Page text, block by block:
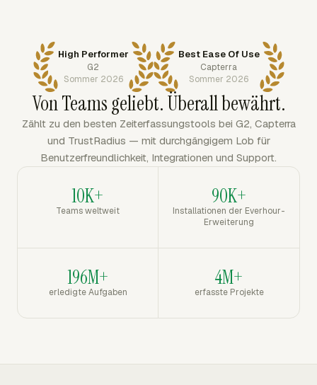
High Performer
G2
Sommer 2026
Best Ease Of Use
Capterra
Sommer 2026
Von Teams geliebt. Überall bewährt.
Zählt zu den besten Zeiterfassungstools bei G2, Capterra
und TrustRadius — mit durchgängigem Lob für
Benutzerfreundlichkeit, Integrationen und Support.
10K+
Teams weltweit
90K+
Installationen der Everhour-
Erweiterung
196M+
erledigte Aufgaben
4M+
erfasste Projekte